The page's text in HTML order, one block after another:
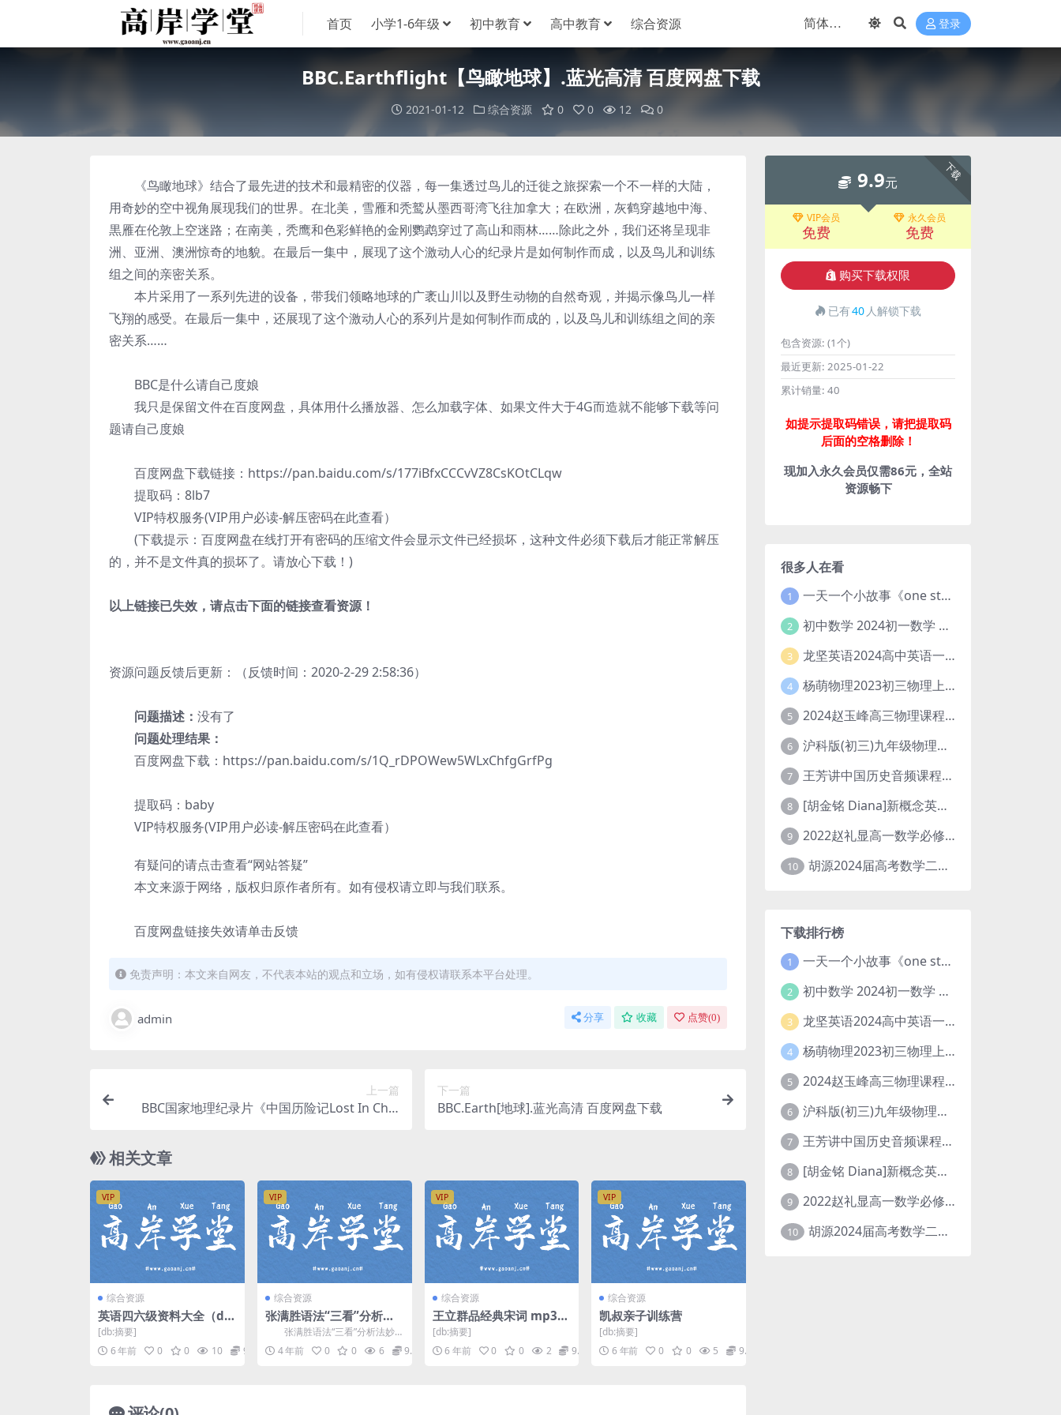
首页 小学1-6年级 初中教育 高中教育 综合资源 登录
BBC.Earthflight【鸟瞰地球】.蓝光高清 百度网盘下载
2021-01-12 综合资源 0 0 12 0
《鸟瞰地球》结合了最先进的技术和最精密的仪器，每一集透过鸟儿的迁徙之旅探索一个不一样的大陆，
用奇妙的空中视角展现我们的世界。在北美，雪雁和秃鹫从墨西哥湾飞往加拿大；在欧洲，灰鹤穿越地中海、
黒雁在伦敦上空迷路；在南美，秃鹰和色彩鲜艳的金刚鹦鹉穿过了高山和雨林……除此之外，我们还将呈现非
洲、亚洲、澳洲惊奇的地貌。在最后一集中，展现了这个激动人心的纪录片是如何制作而成，以及鸟儿和训练
组之间的亲密关系。
本片采用了一系列先进的设备，带我们领略地球的广袤山川以及野生动物的自然奇观，并揭示像鸟儿一样
飞翔的感受。在最后一集中，还展现了这个激动人心的系列片是如何制作而成的，以及鸟儿和训练组之间的亲
密关系……
BBC是什么请自己度娘
我只是保留文件在百度网盘，具体用什么播放器、怎么加载字体、如果文件大于4G而造就不能够下载等问
题请自己度娘
百度网盘下载链接：https://pan.baidu.com/s/177iBfxCCCvVZ8CsKOtCLqw
提取码：8lb7
VIP特权服务(VIP用户必读-解压密码在此查看）
(下载提示：百度网盘在线打开有密码的压缩文件会显示文件已经损坏，这种文件必须下载后才能正常解压
的，并不是文件真的损坏了。请放心下载！)
以上链接已失效，请点击下面的链接查看资源！
资源问题反馈后更新：（反馈时间：2020-2-29 2:58:36）
问题描述： 没有了
问题处理结果：
百度网盘下载：https://pan.baidu.com/s/1Q_rDPOWew5WLxChfgGrfPg
提取码：baby
VIP特权服务(VIP用户必读-解压密码在此查看）
有疑问的请点击查看“网站答疑”
本文来源于网络，版权归原作者所有。如有侵权请立即与我们联系。
百度网盘链接失效请单击反馈
免责声明：本文来自网友，不代表本站的观点和立场，如有侵权请联系本平台处理。
admin 分享 收藏 点赞(0)
上一篇
BBC国家地理纪录片《中国历险记Lost In Chin
下一篇
BBC.Earth[地球].蓝光高清 百度网盘下载
相关文章
VIP
综合资源
英语四六级资料大全（do
cx+pdf文档）百度网盘
[db:摘要]
6 年前
0 0 10 9.9
VIP
综合资源
张满胜语法“三看”分析法
妙解英语难句（10次课）
网盘分享
张满胜语法“三看”分析法妙
解英语难句10次课，网盘分享英
语语法课程7.04G...
4 年前 0 0 6 9.9
VIP
综合资源
王立群品经典宋词 mp3音
频 百度网盘
[db:摘要]
6 年前
0 0 2 9.9
VIP
综合资源
凯叔亲子训练营
[db:摘要]
6 年前
0 0 5 9.9
下载
9.9元
VIP会员
免费
永久会员
免费
购买下载权限
已有40 人解锁下载
包含资源: (1个)
最近更新: 2025-01-22
累计销量: 40
如提示提取码错误，请把提取码
后面的空格删除！
现加入永久会员仅需86元，全站
资源畅下
很多人在看
1 一天一个小故事《one story a day》初中版 百度网盘分享下载
2 初中数学 2024初一数学 朱韬数学 S班春季下 A+班春季下 百度云网盘
3 龙坚英语2024高中英语一轮系统班(全国卷+北京卷)
4 杨萌物理2023初三物理上秋季A+班(视频+讲义) 百度网盘分享
5 2024赵玉峰高三物理课程24年高考物理一轮复习网课教程
6 沪科版(初三)九年级物理全一册网课教学视频全集(录播版 杜春雨 66讲)
7 王芳讲中国历史音频课程全集(上下五千年)
8 [胡金铭 Diana]新概念英语第1册教学视频课程(全集 百度网盘下载)
9 2022赵礼显高一数学必修一课程视频资源(秋季班 含讲义)百度网盘云
10 胡源2024届高考数学二轮寒假春季精讲 百度网盘分享
下载排行榜
1 一天一个小故事《one story a day》初中版 百度网盘分享下载
2 初中数学 2024初一数学 朱韬数学 S班春季下 A+班春季下 百度云网盘
3 龙坚英语2024高中英语一轮系统班(全国卷+北京卷)
4 杨萌物理2023初三物理上秋季A+班(视频+讲义) 百度网盘分享
5 2024赵玉峰高三物理课程24年高考物理一轮复习网课教程
6 沪科版(初三)九年级物理全一册网课教学视频全集(录播版 杜春雨 66讲)
7 王芳讲中国历史音频课程全集(上下五千年)
8 [胡金铭 Diana]新概念英语第1册教学视频课程(全集 百度网盘下载)
9 2022赵礼显高一数学必修一课程视频资源(秋季班 含讲义)百度网盘云
10 胡源2024届高考数学二轮寒假春季精讲 百度网盘分享